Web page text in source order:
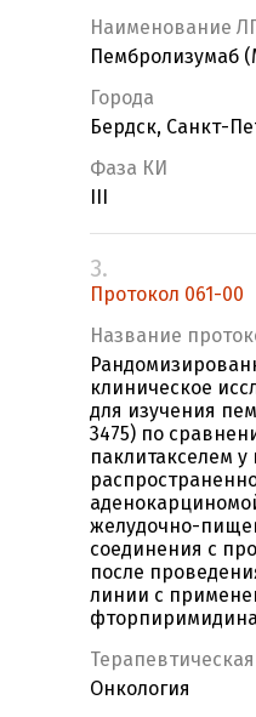
Наименование
Пембролизумаб
Города
Бердск, Санкт-
Фаза КИ
3.
Протокол 061-00
Название
клиническое
для изучения
3475) по
паклитакселем у
желудочно-
соединения с
после
линии с
Онкология